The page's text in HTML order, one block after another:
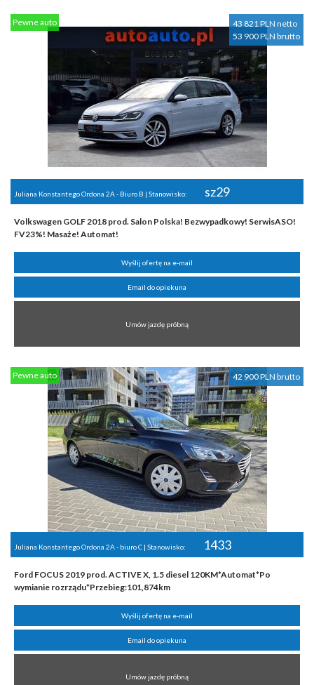
43 821 PLN netto
53 900 PLN brutto
Pewne auto
Juliana Konstantego Ordona 2A - Biuro B | Stanowisko: sz29
Volkswagen GOLF 2018 prod. Salon Polska! Bezwypadkowy! SerwisASO!
FV23%! Masaże! Automat!
Wyślij ofertę na e-mail
Email do opiekuna
Umów jazdę próbną
42 900 PLN brutto
Pewne auto
Juliana Konstantego Ordona 2A - biuro C | Stanowisko: 1433
Ford FOCUS 2019 prod. ACTIVE X, 1.5 diesel 120KM*Automat*Po
wymianie rozrządu*Przebieg:101,874km
Wyślij ofertę na e-mail
Email do opiekuna
Umów jazdę próbną